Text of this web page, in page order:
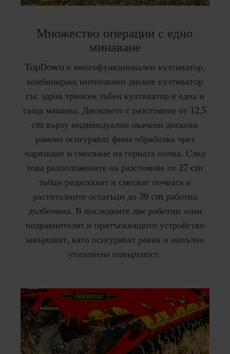
Множество операции с едно
минаване
TopDown е многофункционален култиватор,
комбиниращ интензивен дисков култиватор
със здрав триосен зъбен култиватор в една и
съща машина. Дисковете с разстояние от 12,5
cm върху индивидуално окачени дискови
рамена осигуряват фина обработка чрез
нарязване и смесване на горната почва. След
това разположените на разстояние от 27 cm
зъбци разрохкват и смесват почвата и
растителните остатъци до 30 cm работна
дълбочина. В последните две работни зони
подравнителят и притъпкващото устройство
завършват, като осигуряват равна и напълно
уплътнена повърхност.